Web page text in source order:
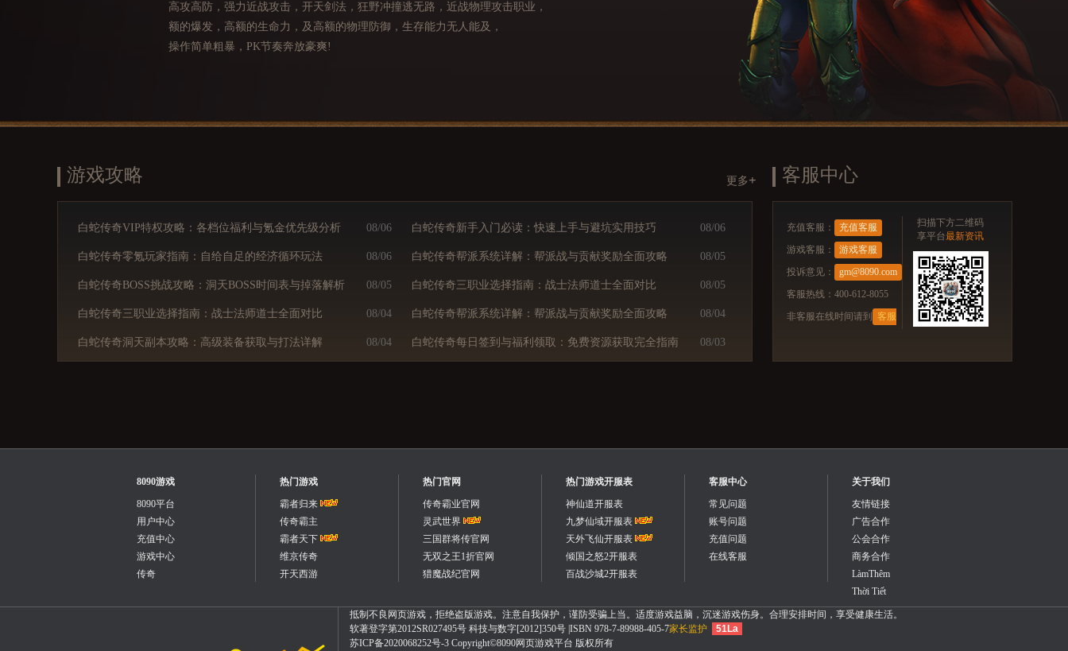
高攻高防，强力近战攻击，开天剑法，狂野冲撞逃无路，近战物理攻击职业，
额的爆发，高额的生命力，及高额的物理防御，生存能力无人能及，
操作简单粗暴，PK节奏奔放豪爽!
游戏攻略 更多 +
白蛇传奇VIP特权攻略：各档位福利与氪金优先级分析 08/06 白蛇传奇新手入门必读：快速上手与避坑实用技巧 08/06
白蛇传奇零氪玩家指南：自给自足的经济循环玩法 08/06 白蛇传奇帮派系统详解：帮派战与贡献奖励全面攻略 08/05
白蛇传奇BOSS挑战攻略：洞天BOSS时间表与掉落解析 08/05 白蛇传奇三职业选择指南：战士法师道士全面对比 08/05
白蛇传奇三职业选择指南：战士法师道士全面对比 08/04 白蛇传奇帮派系统详解：帮派战与贡献奖励全面攻略 08/04
白蛇传奇洞天副本攻略：高级装备获取与打法详解 08/04 白蛇传奇每日签到与福利领取：免费资源获取完全指南 08/03
客服中心
充值客服：
充值客服
游戏客服：
游戏客服
投诉意见：
gm@8090.com
客服热线：400-612-8055
非客服在线时间请到
客服
扫描下方二维码
享平台最新资讯
8090游戏
8090平台
用户中心
充值中心
游戏中心
传奇
热门游戏
霸者归来
传奇霸主
霸者天下
维京传奇
开天西游
热门官网
传奇霸业官网
灵武世界
三国群将传官网
无双之王1折官网
猎魔战纪官网
热门游戏开服表
神仙道开服表
九梦仙域开服表
天外飞仙开服表
倾国之怒2开服表
百战沙城2开服表
客服中心
常见问题
账号问题
充值问题
在线客服
关于我们
友情链接
广告合作
公会合作
商务合作
LàmThêm
Thời Tiết
抵制不良网页游戏，拒绝盗版游戏。注意自我保护，谨防受骗上当。适度游戏益脑，沉迷游戏伤身。合理安排时间，享受健康生活。
软著登字第2012SR027495号 科技与数字[2012]350号 |ISBN 978-7-89988-405-7家长监护
51La
苏ICP备2020068252号-3 Copyright©8090网页游戏平台 版权所有